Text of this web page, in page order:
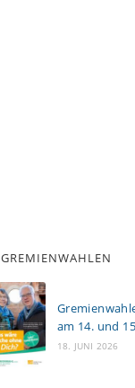
GREMIENWAHLEN
am 14. und
18. JUNI 2026